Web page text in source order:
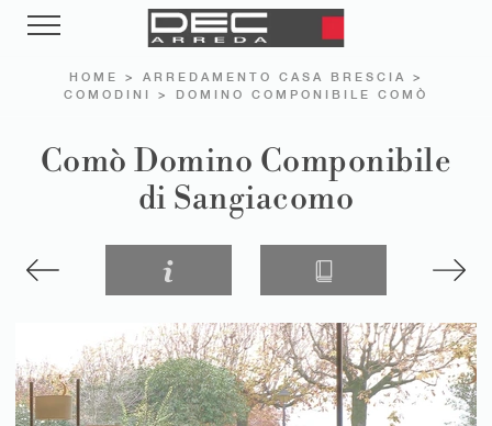
HOME > ARREDAMENTO CASA BRESCIA
>
COMODINI
> DOMINO COMPONIBILE COMÒ
Comò Domino Componibile
di Sangiacomo